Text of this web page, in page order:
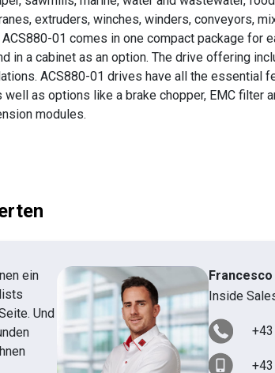
extruders, winches, winders, conveyors,
01 comes in one compact package for
in a cabinet as an option. The drive offering
ACS880-01 drives have all the essential
as options like a brake chopper, EMC filter
modules.
ein
Und
Inside